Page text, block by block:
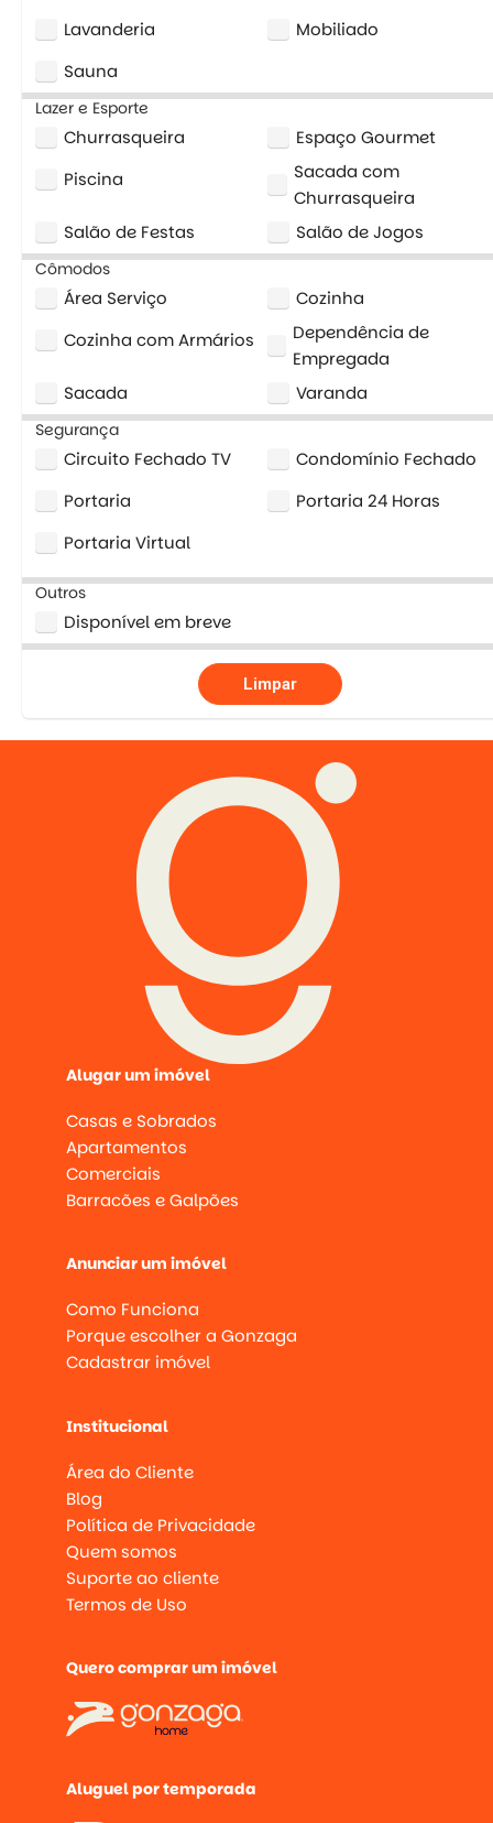
Lavanderia
Mobiliado
Sauna
Lazer e Esporte
Churrasqueira
Espaço Gourmet
Piscina
Sacada com
Churrasqueira
Salão de Festas
Salão de Jogos
Cômodos
Área Serviço
Cozinha
Cozinha com Armários
Dependência de
Empregada
Sacada
Varanda
Segurança
Circuito Fechado TV
Condomínio Fechado
Portaria
Portaria 24 Horas
Portaria Virtual
Outros
Disponível em breve
Limpar
Alugar um imóvel
Casas e Sobrados
Apartamentos
Comerciais
Barracões e Galpões
Anunciar um imóvel
Como Funciona
Porque escolher a Gonzaga
Cadastrar imóvel
Institucional
Área do Cliente
Blog
Política de Privacidade
Quem somos
Suporte ao cliente
Termos de Uso
Quero comprar um imóvel
Aluguel por temporada